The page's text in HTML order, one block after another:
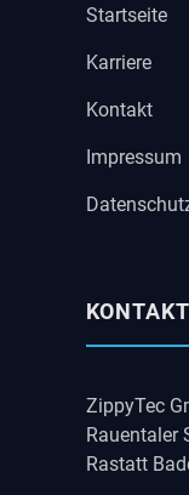
Startseite
Karriere
Kontakt
Impressum
KONTAKT
ZippyTec
Rauentaler
Rastatt